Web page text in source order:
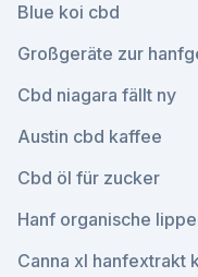
Blue koi cbd
Großgeräte zur
Cbd niagara fällt ny
Austin cbd kaffee
Cbd öl für zucker
Hanf organische
Canna xl hanfextrakt